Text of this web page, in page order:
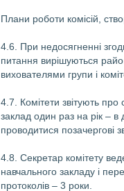
Плани роботи комісій,
4.6. При недосягненні
питання вирішуються
вихователями групи і
4.7. Комітети звітують про
заклад один раз на рік – в
проводитися позачергові
4.8. Секретар комітету
навчального закладу і
протоколів – 3 роки.